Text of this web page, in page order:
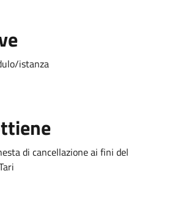
istanza
di cancellazione ai fini del